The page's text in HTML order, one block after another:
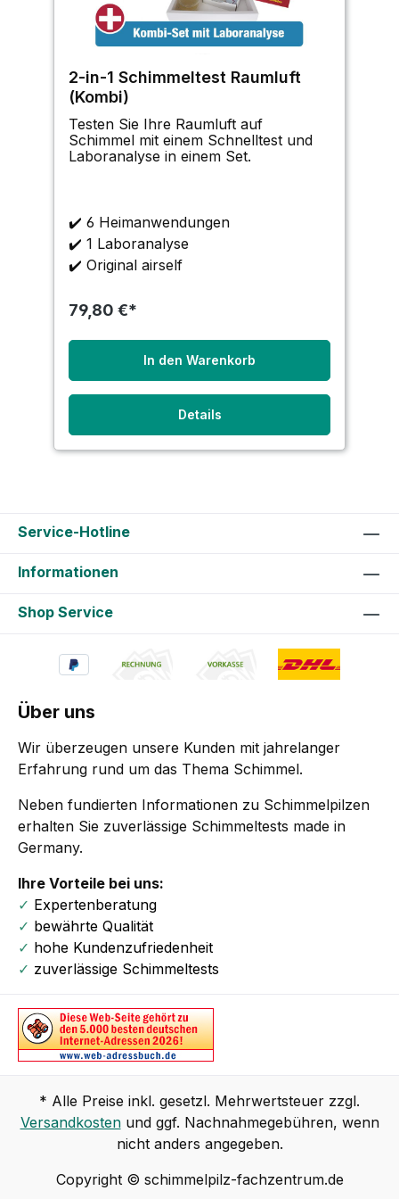
2-in-1 Schimmeltest Raumluft
(Kombi)
Testen Sie Ihre Raumluft auf
Schimmel mit einem Schnelltest und
Laboranalyse in einem Set.
✔️ 6 Heimanwendungen
✔️ 1 Laboranalyse
✔️ Original airself
79,80 €*
In den Warenkorb
Details
Service-Hotline
Informationen
Shop Service
Über uns
Wir überzeugen unsere Kunden mit jahrelanger
Erfahrung rund um das Thema Schimmel.
Neben fundierten Informationen zu Schimmelpilzen
erhalten Sie zuverlässige Schimmeltests made in
Germany.
Ihre Vorteile bei uns:
✓ Expertenberatung
✓ bewährte Qualität
✓ hohe Kundenzufriedenheit
✓ zuverlässige Schimmeltests
* Alle Preise inkl. gesetzl. Mehrwertsteuer zzgl.
Versandkostenund ggf. Nachnahmegebühren, wenn
nicht anders angegeben.
Copyright © schimmelpilz-fachzentrum.de